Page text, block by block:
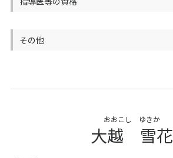
その他
おおこし ゆきか
大越 雪花